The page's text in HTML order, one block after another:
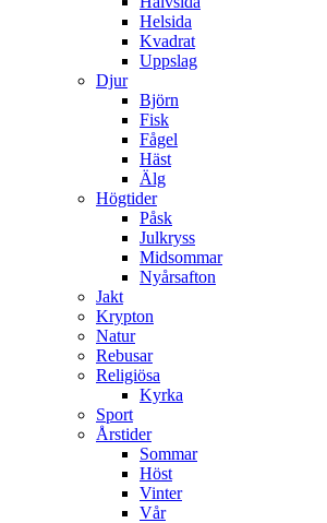
Helsida
Kvadrat
Uppslag
Djur
Björn
Fisk
Fågel
Häst
Älg
Högtider
Påsk
Julkryss
Midsommar
Nyårsafton
Jakt
Krypton
Natur
Rebusar
Religiösa
Kyrka
Sport
Årstider
Sommar
Höst
Vinter
Vår